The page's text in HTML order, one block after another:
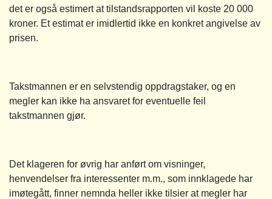
det er også estimert at tilstandsrapporten vil koste 20 000
kroner. Et estimat er imidlertid ikke en konkret angivelse av
prisen.
Takstmannen er en selvstendig oppdragstaker, og en
megler kan ikke ha ansvaret for eventuelle feil
takstmannen gjør.
Det klageren for øvrig har anført om visninger,
henvendelser fra interessenter m.m., som innklagede har
imøtegått, finner nemnda heller ikke tilsier at megler har